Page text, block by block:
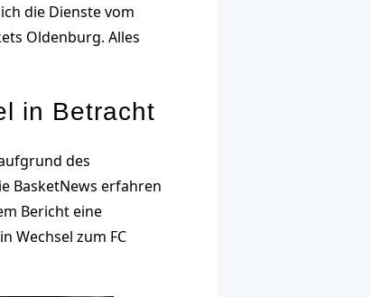
die Dienste vom
Oldenburg. Alles
in Betracht
des
BasketNews erfahren
Bericht eine
Wechsel zum FC